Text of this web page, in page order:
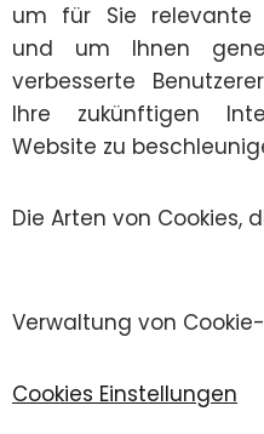
um für Sie relevante
und um Ihnen
verbesserte
Ihre zukünftigen
Website zu
Die Arten von Cookies,
Verwaltung von
Cookies Einstellungen